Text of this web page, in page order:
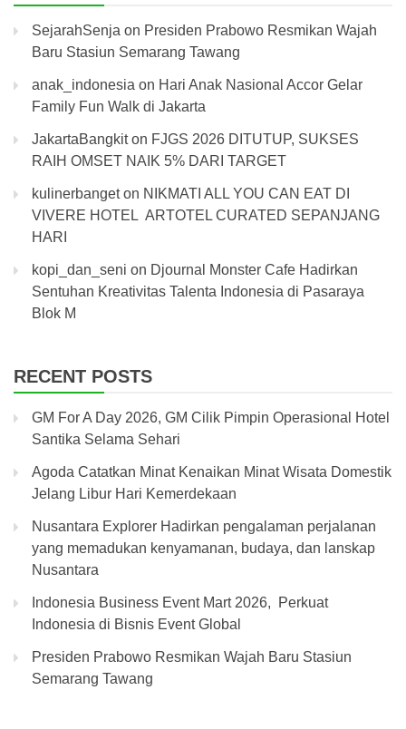
SejarahSenja on Presiden Prabowo Resmikan Wajah
Baru Stasiun Semarang Tawang
anak_indonesia on Hari Anak Nasional Accor Gelar
Family Fun Walk di Jakarta
JakartaBangkiton FJGS 2026 DITUTUP, SUKSES
RAIH OMSET NAIK 5% DARI TARGET
kulinerbangeton NIKMATI ALL YOU CAN EAT DI
VIVERE HOTEL ARTOTEL CURATED SEPANJANG
HARI
kopi_dan_seni on Djournal Monster Cafe Hadirkan
Sentuhan Kreativitas Talenta Indonesia di Pasaraya
Blok M
RECENT POSTS
GM For A Day 2026, GM Cilik Pimpin Operasional Hotel
Santika Selama Sehari
Agoda Catatkan Minat Kenaikan Minat Wisata Domestik
Jelang Libur Hari Kemerdekaan
Nusantara Explorer Hadirkan pengalaman perjalanan
yang memadukan kenyamanan, budaya, dan lanskap
Nusantara
Indonesia Business Event Mart 2026, Perkuat
Indonesia di Bisnis Event Global
Presiden Prabowo Resmikan Wajah Baru Stasiun
Semarang Tawang